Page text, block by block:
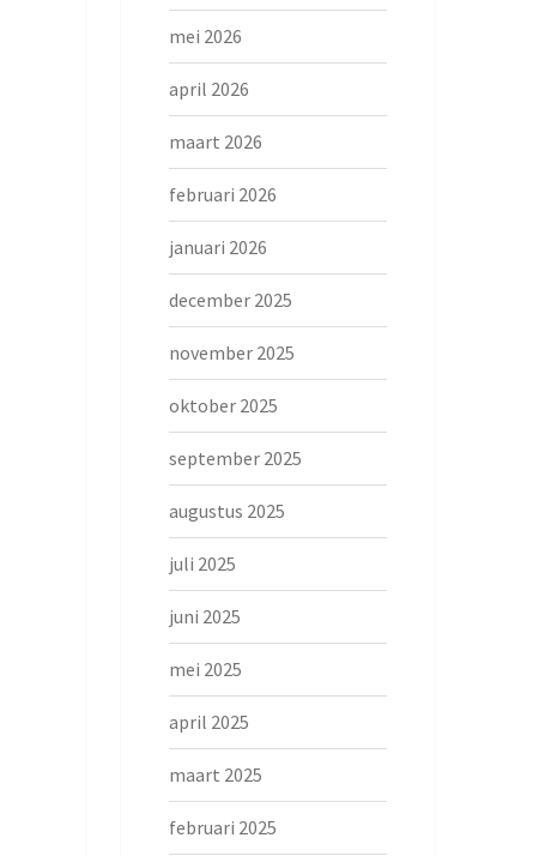
mei 2026
april 2026
maart 2026
februari 2026
januari 2026
december 2025
november 2025
oktober 2025
september 2025
augustus 2025
juli 2025
juni 2025
mei 2025
april 2025
maart 2025
februari 2025